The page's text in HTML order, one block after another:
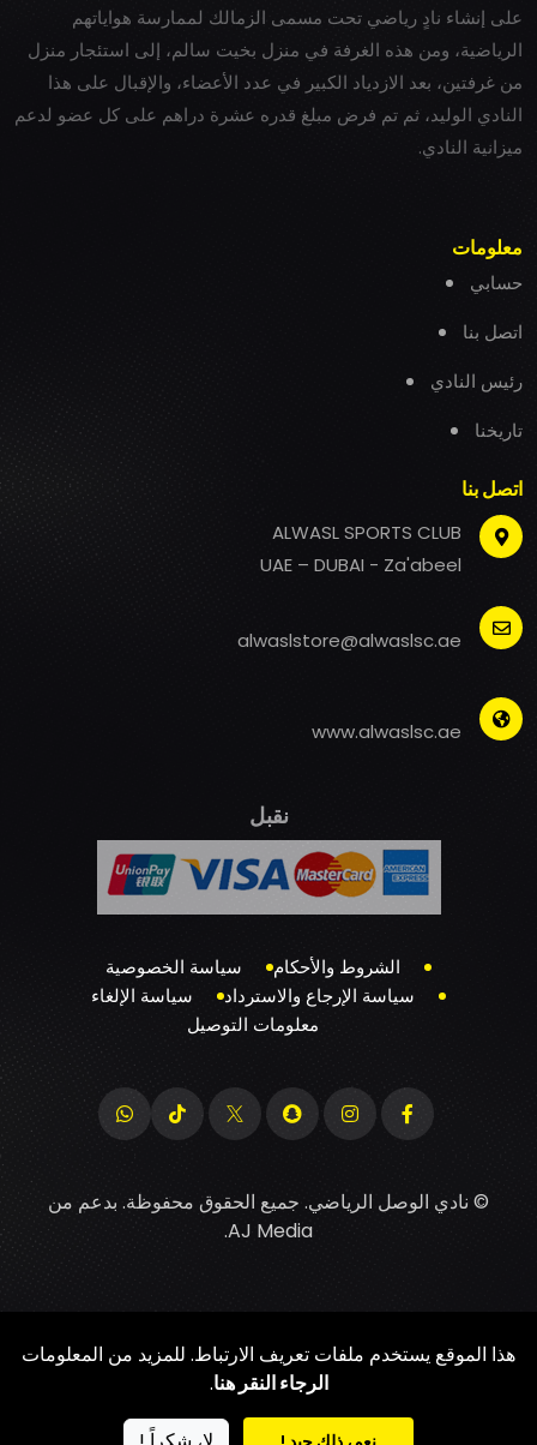
على إنشاء نادٍ رياضي تحت مسمى الزمالك لممارسة هواياتهم
الرياضية، ومن هذه الغرفة في منزل بخيت سالم، إلى استئجار منزل
من غرفتين، بعد الازدياد الكبير في عدد الأعضاء، والإقبال على هذا
النادي الوليد، ثم تم فرض مبلغ قدره عشرة دراهم على كل عضو لدعم
ميزانية النادي.
معلومات
حسابي
اتصل بنا
رئيس النادي
تاريخنا
اتصل بنا
ALWASL SPORTS CLUB
UAE – DUBAI - Za'abeel
alwaslstore@alwaslsc.ae
www.alwaslsc.ae
نقبل
الشروط والأحكام
سياسة الخصوصية
سياسة الإرجاع والاسترداد
سياسة الإلغاء
معلومات التوصيل
© نادي الوصل الرياضي. جميع الحقوق محفوظة. بدعم من
AJ Media
.
هذا الموقع يستخدم ملفات تعريف الارتباط. للمزيد من المعلومات
الرجاء النقر هنا.